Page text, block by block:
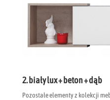
2. biały lux + beton + dąb
Pozostałe elementy z kolekcji